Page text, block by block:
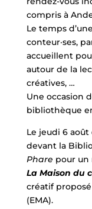
compris à
Le temps
conteur·ses,
accueillent
autour de la
créatives, …
Une occasion
bibliothèque
Le jeudi 6 août
devant la
Phare pour un
La Maison du
créatif proposé
(EMA).